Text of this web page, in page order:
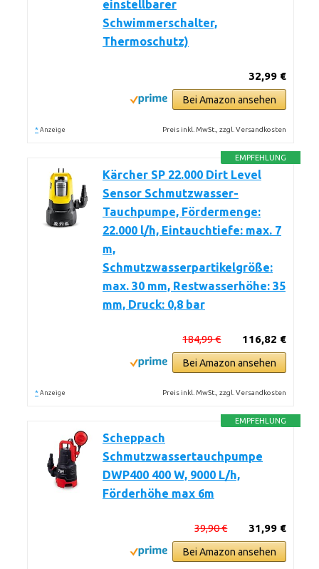
einstellbarer
Schwimmerschalter,
Thermoschutz)
32,99 €
Bei Amazon ansehen
* Anzeige Preis inkl. MwSt., zzgl. Versandkosten
EMPFEHLUNG
Kärcher SP 22.000 Dirt Level
Sensor Schmutzwasser-
Tauchpumpe, Fördermenge:
22.000 l/h, Eintauchtiefe: max. 7
m,
Schmutzwasserpartikelgröße:
max. 30 mm, Restwasserhöhe: 35
mm, Druck: 0,8 bar
116,82 €
184,99 €
Bei Amazon ansehen
* Anzeige Preis inkl. MwSt., zzgl. Versandkosten
EMPFEHLUNG
Scheppach
Schmutzwassertauchpumpe
DWP400 400 W, 9000 L/h,
Förderhöhe max 6m
31,99 €
39,90 €
Bei Amazon ansehen